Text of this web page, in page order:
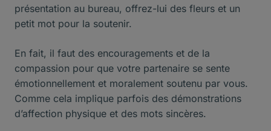
présentation au bureau, offrez-lui des fleurs et un
petit mot pour la soutenir.
En fait, il faut des encouragements et de la
compassion pour que votre partenaire se sente
émotionnellement et moralement soutenu par vous.
Comme cela implique parfois des démonstrations
d’affection physique et des mots sincères.